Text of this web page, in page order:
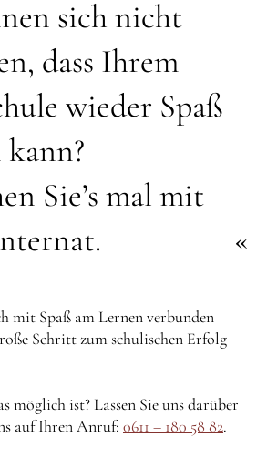
sich nicht
dass Ihrem
wieder Spaß
Sie’s mal mit
mit Spaß am Lernen verbunden
Schritt zum schulischen Erfolg
möglich ist? Lassen Sie uns darüber
auf Ihren Anruf: 0611 – 180 58 82.